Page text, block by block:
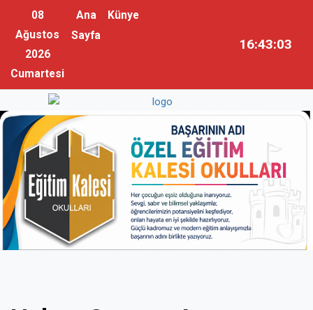
08
Ağustos
2026
Cumartesi
Ana
Sayfa
Künye
16:43:04